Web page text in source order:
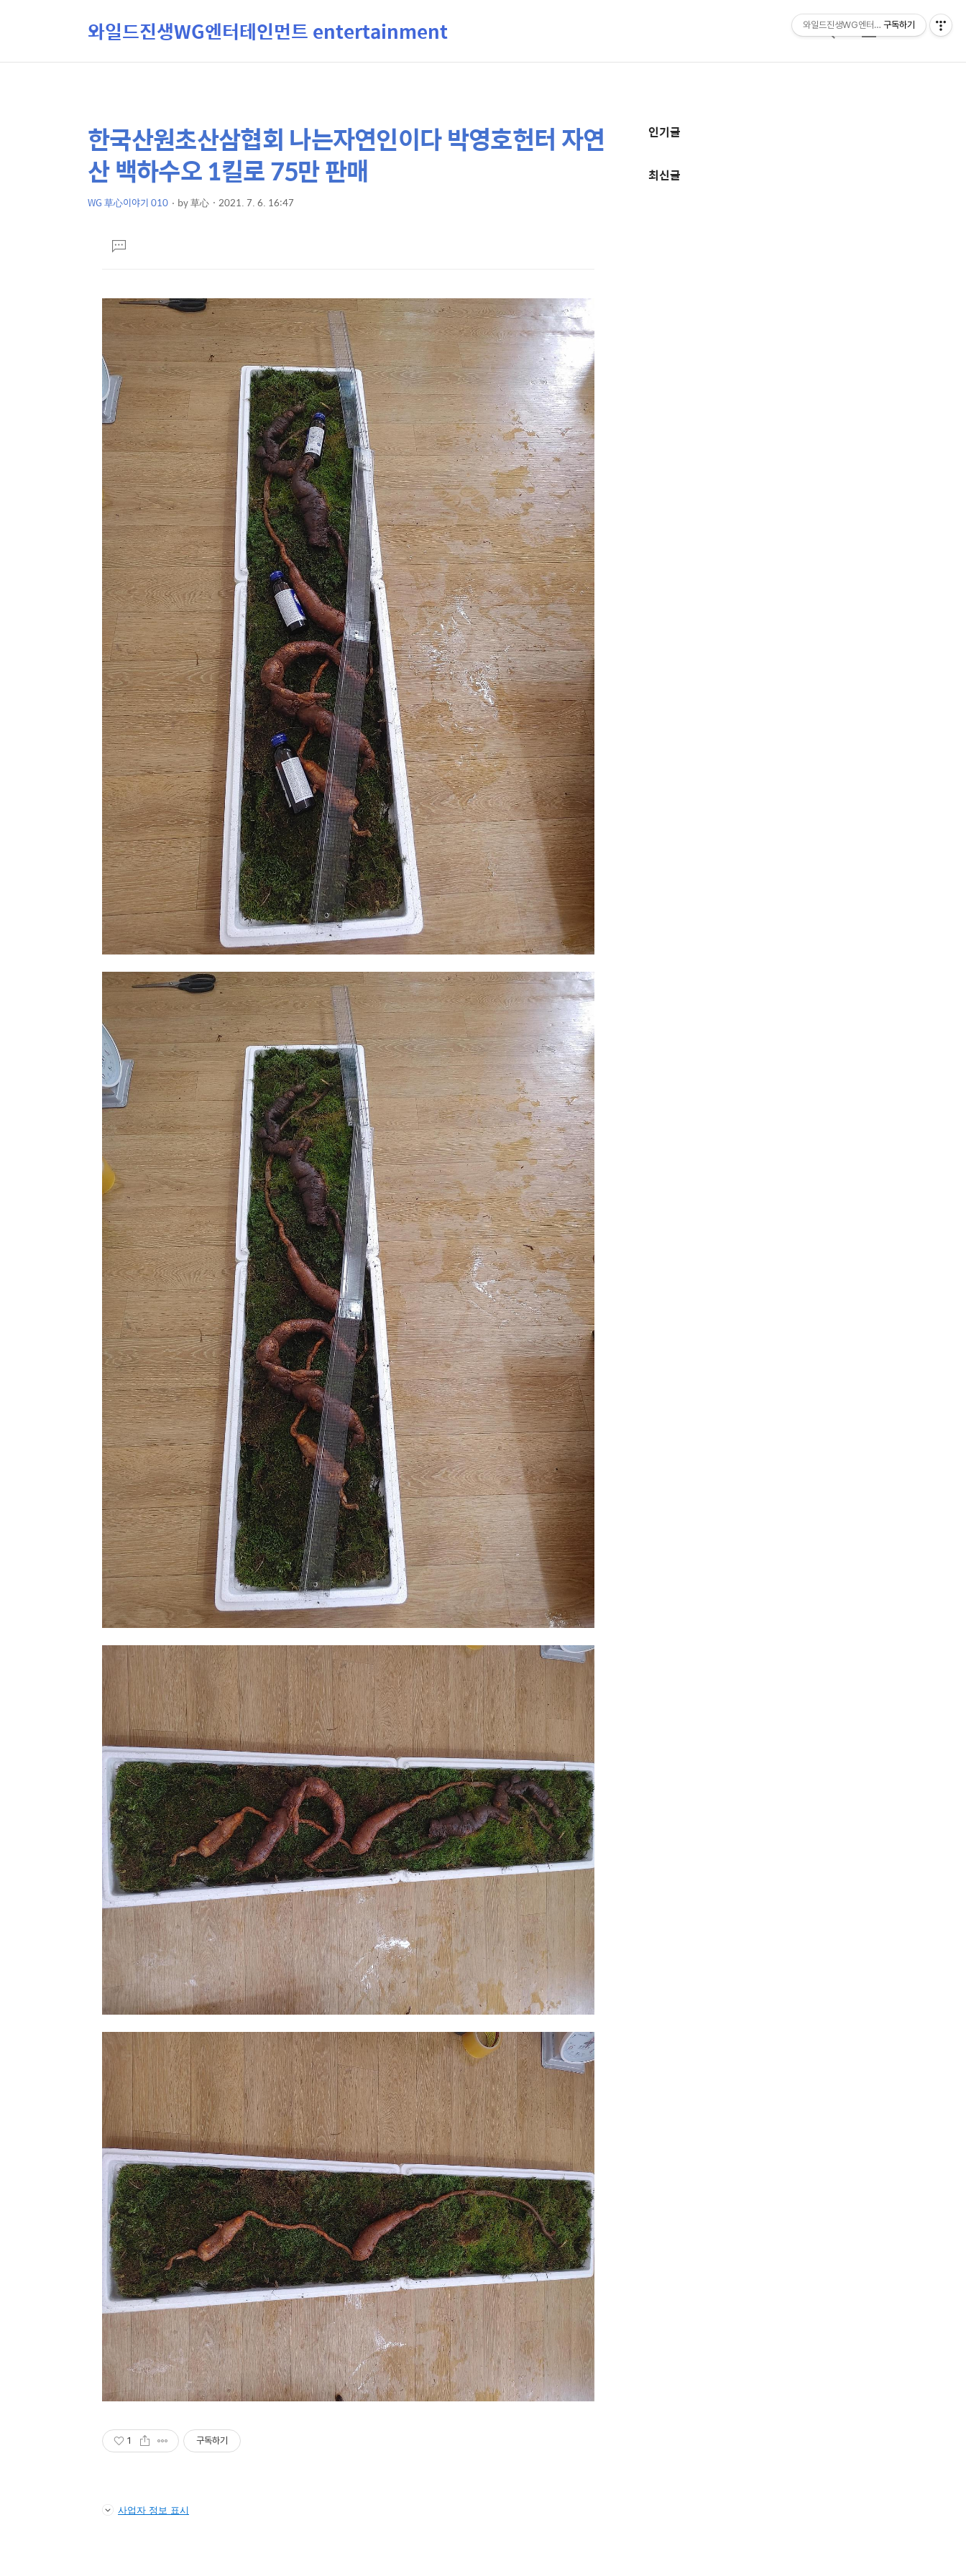
와일드진생WG엔터테인먼트 entertainment
검
메
상
세
컨
텐
본
문
제
목
한국산원초산삼협회 나는자연인이다 박영호헌터 자연
산 백하수오 1킬로 75만 판매
WG 草心이야기 010 by草心 2021. 7. 6. 16:47
댓
글
1 구독하기
사업자 정보 표시
추
정
인기글
최신글
와일드진생WG엔터테인먼트
구독하기